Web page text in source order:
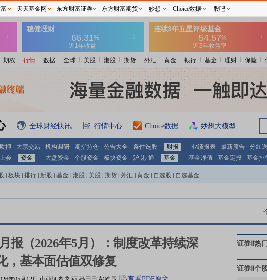
期权 行情 数据 全球 美股 港股 期货 外汇 黄金 银行 基金 理财 保险
全球财经快讯 行情中心 Choice数据 妙想大模型
押 大宗交易 机构调研 期指持仓 公告大全 条件选股 财报 业绩报表 最新预告 分红
会 资金 大盘资金 个股资金 板块资金 沪 港 通 基金 基金净值 基金定投 基金排
板块 排行 新股 基金 港股 美股 期货 外汇 黄金 自选股 自选基金
报（2026年5月）：制度改革持续深
，基本面估值双修复
证券Ⅱ 热
证券Ⅱ 个
天天基金网 东方财富证券 东方财富期货 妙想 Choice数据 股吧